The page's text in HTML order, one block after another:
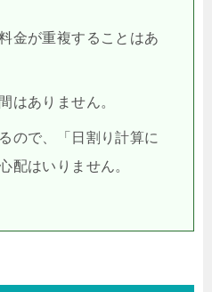
金が重複することはあ
はありません。
ので、「日割り計算に
配はいりません。